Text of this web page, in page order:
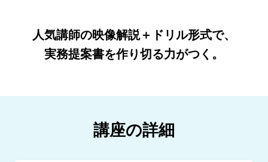
人気講師の映像解説＋ドリル形式で、
実務提案書を作り切る力がつく。
講座の詳細